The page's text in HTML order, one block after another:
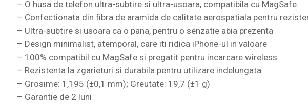
– O husa de telefon ultra-subtire si ultra-usoara, compatibila cu MagSafe.
– Confectionata din fibra de aramida de calitate aerospatiala pentru
– Ultra-subtire si usoara ca o pana, pentru o senzatie abia prezenta
– Design minimalist, atemporal, care iti ridica iPhone-ul in valoare
– 100% compatibil cu MagSafe si pregatit pentru incarcare wireless
– Rezistenta la zgarieturi si durabila pentru utilizare indelungata
– Grosime: 1,195 (±0,1 mm); Greutate: 19,7 (±1 g)
– Garantie de 2 luni